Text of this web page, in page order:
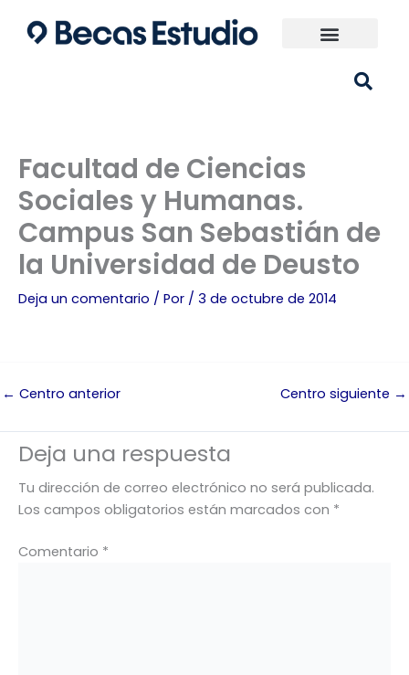
Facultad de Ciencias
Sociales y Humanas.
Campus San Sebastián de
la Universidad de Deusto
Deja un comentario / Por / 3 de octubre de 2014
← Centro anterior Centro siguiente →
Deja una respuesta
Tu dirección de correo electrónico no será publicada.
Los campos obligatorios están marcados con *
Comentario *